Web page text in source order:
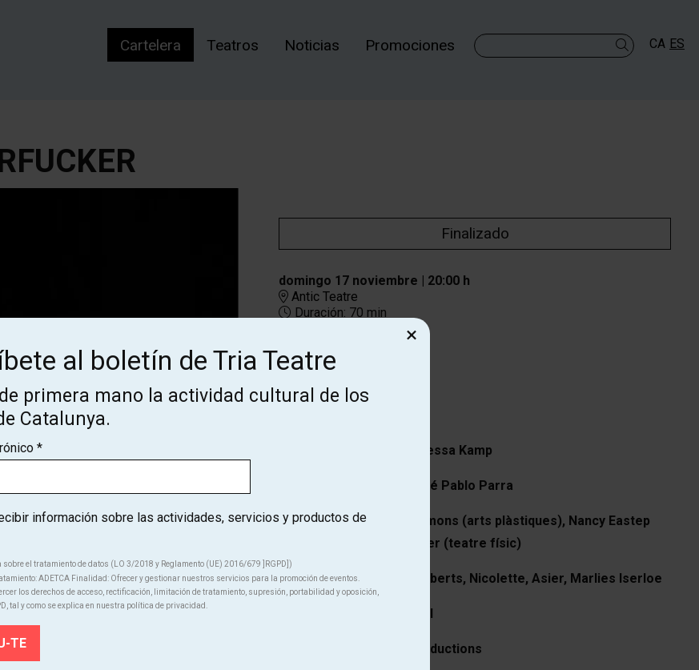
CA ES
Buscar
Cartelera Teatros Noticias Promociones
Finalizado
domingo 17 noviembre | 20:00 h
Antic Teatre
Duración: 70 min
a partir de 18 años
Vanessa Kamp
José Pablo Parra
Mirades externAs:
Eric Symons (arts plàstiques), Nancy Eastep
(art tèxtil) y Sophie Kasser (teatre físic)
Colaboradores: Claudia Roberts, Nicolette, Asier, Marlies Iserloe
Pep Casadevall
Crabwise Productions
vienen de la nada, cosa que sería
al boletín de Tria Teatre
primera mano la actividad cultural de los
Catalunya.
*
información sobre las actividades, servicios y productos de
sobre el tratamiento de datos (LO 3/2018 y Reglamento (UE) 2016/679 ]RGPD])
ADETCA Finalidad: Ofrecer y gestionar nuestros servicios para la promoción de eventos.
los derechos de acceso, rectificación, limitación de tratamiento, supresión, portabilidad y oposición,
tal y como se explica en nuestra política de privacidad.
×